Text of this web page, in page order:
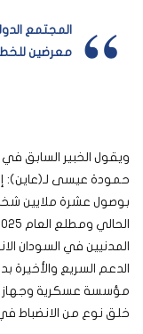
المجتمع
معرضين
ويقول الخبير السابق
حمودة عيسى لـ(عاين):
بوصول عشرة ملايين شخص
المدنيين في السودان
الدعم السريع
مؤسسة عسكرية وجهاز
خلق نوع من الانضباط